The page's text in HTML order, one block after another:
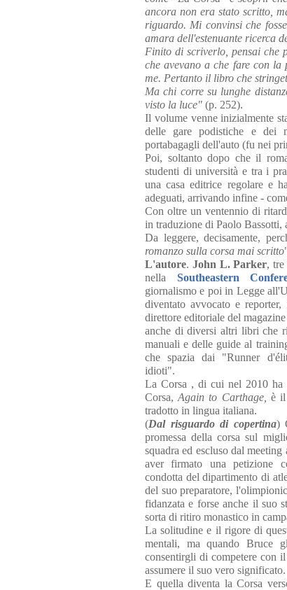
ancora non era stato scritto,
riguardo. Mi convinsi che
amara dell'estenuante ricerca
Finito di scriverlo, pensai che
che avevano a che fare con
me. Pertanto il libro che
Ma chi corre su lunghe
visto la luce" (p. 252).
Il volume venne inizialmente
delle gare podistiche e dei
portabagagli dell'auto (fu nei
Poi, soltanto dopo che il
studenti di università e tra i
una casa editrice regolare e
adeguati, arrivando infine -
Con oltre un ventennio di
in traduzione di Paolo
Da leggere, decisamente,
romanzo sulla corsa mai scritto
L'autore. John L. Parker, tre
nella Southeastern
giornalismo e poi in Legge
diventato avvocato e
direttore editoriale del
anche di diversi altri libri che
manuali e delle guide al
che spazia dai "Runner
idioti".
La Corsa , di cui nel 2010 ha
Corsa,Again to Carthage, è il
tradotto in lingua italiana.
(Dal risguardo di copertina)
promessa della corsa sul
squadra ed escluso dal
aver firmato una petizione
condotta del dipartimento di
del suo preparatore,
fidanzata e forse anche il suo
sorta di ritiro monastico in
La solitudine e il rigore di
mentali, ma quando Bruce
consentirgli di competere con
assumere il suo vero significato.
E quella diventa la Corsa